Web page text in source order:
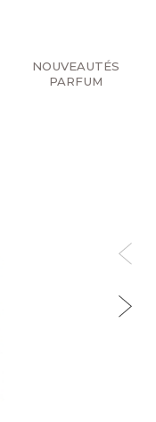
NOUVEAUTÉS
PARFUM